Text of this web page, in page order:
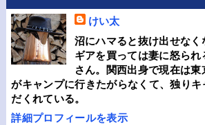
けい太
沼にハマると抜け出せなく
ギアを買っては妻に怒ら
さん。関西出身で現在は
がキャンプに行きたがらなくて、独り
だくれている。
詳細プロフィールを表示